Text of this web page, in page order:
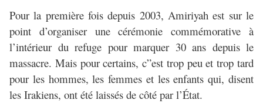
Pour la première fois depuis 2003, Amiriyah est sur le
point d’organiser une cérémonie commémorative à
l’intérieur du refuge pour marquer 30 ans depuis le
massacre. Mais pour certains, c”est trop peu et trop tard
pour les hommes, les femmes et les enfants qui, disent
les Irakiens, ont été laissés de côté par l’État.